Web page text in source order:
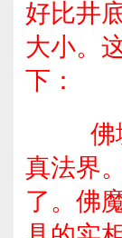
好比井
大小。
下：
佛境
真法界
了。佛